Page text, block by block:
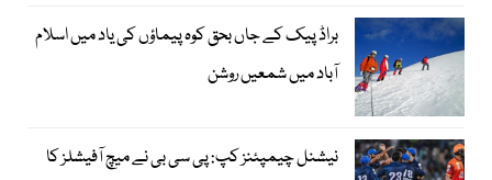
براڈ پیک کے جاں بحق کوہ پیماؤں کی یاد میں اسلام
آباد میں شمعیں روشن
نیشنل چیمپئنز کپ: پی سی بی نے میچ آفیشلز کا